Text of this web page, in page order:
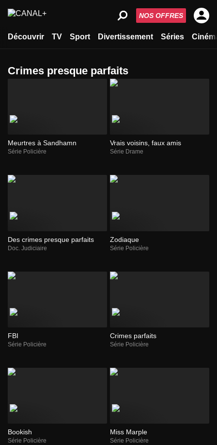
Découvrir TV Sport Divertissement Séries
NOS OFFRES
crimes presque parfaits
Meurtres à Sandhamn
Série Policière
Vrais voisins, faux amis
Série Drame
Des crimes presque parfaits
Doc. Judiciaire
Zodiaque
Série Policière
FBI
Série Policière
Crimes parfaits
Série Policière
Bookish
Série Policière
Miss Marple
Série Policière